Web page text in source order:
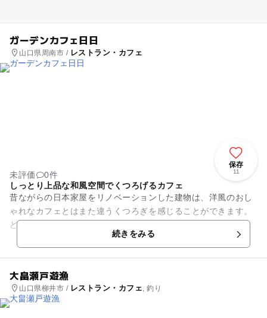
ガーデンカフェ日日
山口県周南市 / レストラン・カフェ
保存
11
未評価
0件
しっとり上品な和風空間でくつろげるカフェ
昔ながらの日本家屋をリノベーションした建物は、洋風のおし
ゃれなカフェとはまた違うくつろぎを感じることができます。
どっしりとした入口、お花が活けられた店内や上品なお庭は、
最初少し入りづらく感じ...続きをみる
大畠瀬戸遊漁
山口県柳井市 / レストラン・カフェ, 釣り